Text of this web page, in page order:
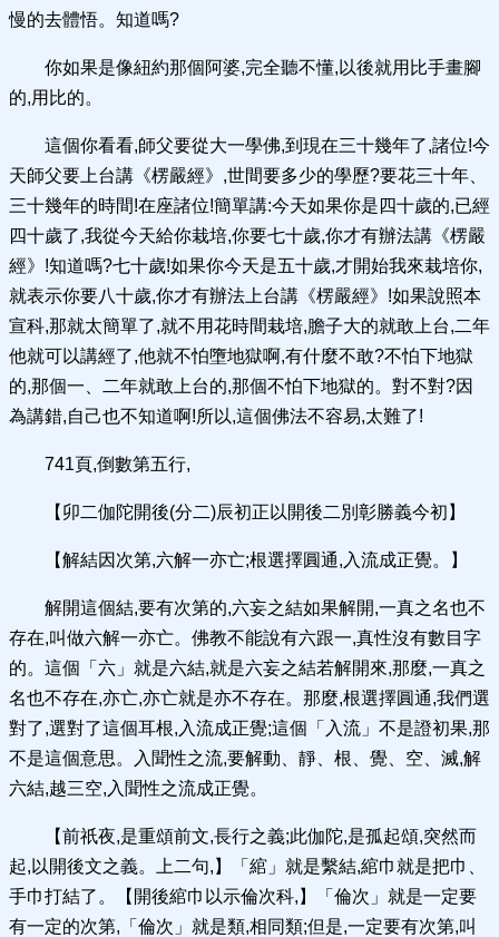
慢的去體悟。知道嗎?
你如果是像紐約那個阿婆,完全聽不懂,以後就用比手畫腳
的,用比的。
這個你看看,師父要從大一學佛,到現在三十幾年了,諸位!今
天師父要上台講《楞嚴經》,世間要多少的學歷?要花三十年、
三十幾年的時間!在座諸位!簡單講:今天如果你是四十歲的,已經
四十歲了,我從今天給你栽培,你要七十歲,你才有辦法講《楞嚴
經》!知道嗎?七十歲!如果你今天是五十歲,才開始我來栽培你,
就表示你要八十歲,你才有辦法上台講《楞嚴經》!如果說照本
宣科,那就太簡單了,就不用花時間栽培,膽子大的就敢上台,二年
他就可以講經了,他就不怕墮地獄啊,有什麼不敢?不怕下地獄
的,那個一、二年就敢上台的,那個不怕下地獄的。對不對?因
為講錯,自己也不知道啊!所以,這個佛法不容易,太難了!
741頁,倒數第五行,
【卯二伽陀開後(分二)辰初正以開後二別彰勝義今初】
【解結因次第,六解一亦亡;根選擇圓通,入流成正覺。】
解開這個結,要有次第的,六妄之結如果解開,一真之名也不
存在,叫做六解一亦亡。佛教不能說有六跟一,真性沒有數目字
的。這個「六」就是六結,就是六妄之結若解開來,那麼,一真之
名也不存在,亦亡,亦亡就是亦不存在。那麼,根選擇圓通,我們選
對了,選對了這個耳根,入流成正覺;這個「入流」不是證初果,那
不是這個意思。入聞性之流,要解動、靜、根、覺、空、滅,解
六結,越三空,入聞性之流成正覺。
【前祇夜,是重頌前文,長行之義;此伽陀,是孤起頌,突然而
起,以開後文之義。上二句,】「綰」就是繫結,綰巾就是把巾、
手巾打結了。【開後綰巾以示倫次科,】「倫次」就是一定要
有一定的次第,「倫次」就是類,相同類;但是,一定要有次第,叫